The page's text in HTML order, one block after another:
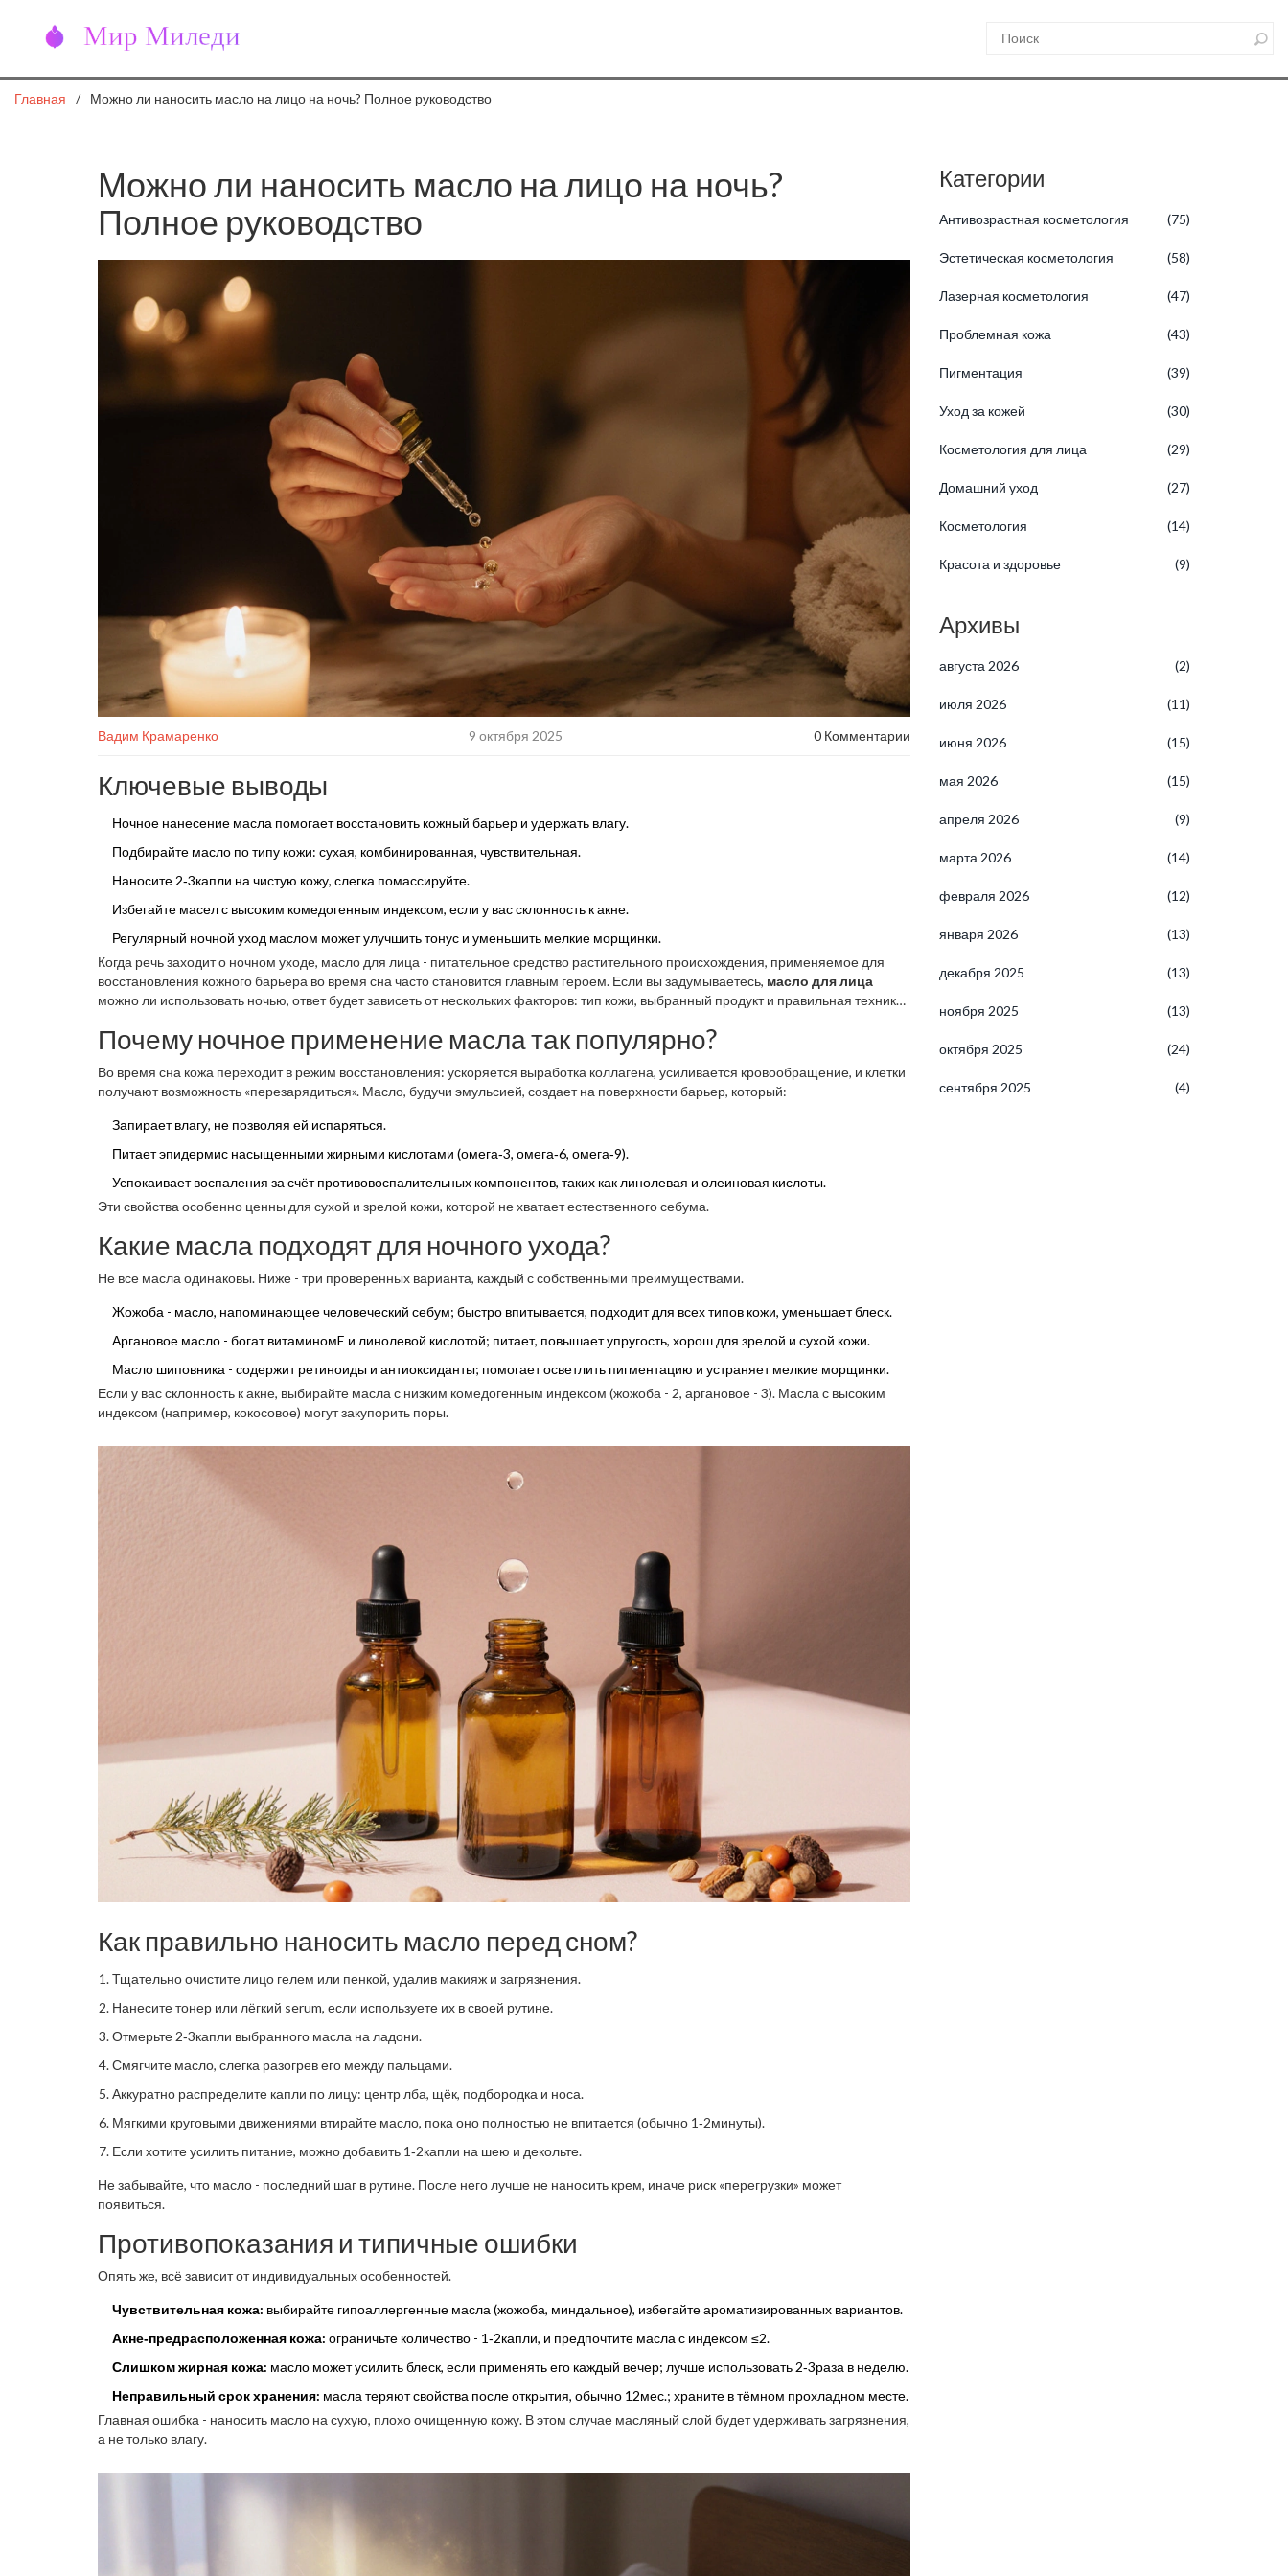
Главная Можно ли наносить масло на лицо на ночь? Полное руководство
Можно ли наносить масло на лицо на ночь?
Полное руководство
Вадим Крамаренко 9 октября 2025 0 Комментарии
Ключевые выводы
Ночное нанесение масла помогает восстановить кожный барьер и удержать влагу.
Подбирайте масло по типу кожи: сухая, комбинированная, чувствительная.
Наносите 2‑3капли на чистую кожу, слегка помассируйте.
Избегайте масел с высоким комедогенным индексом, если у вас склонность к акне.
Регулярный ночной уход маслом может улучшить тонус и уменьшить мелкие морщинки.
Когда речь заходит о ночном уходе, масло для лица - питательное средство растительного происхождения, применяемое для
восстановления кожного барьера во время сна часто становится главным героем. Если вы задумываетесь, масло для лица
можно ли использовать ночью, ответ будет зависеть от нескольких факторов: тип кожи, выбранный продукт и правильная техника
Почему ночное применение масла так популярно?
Во время сна кожа переходит в режим восстановления: ускоряется выработка коллагена, усиливается кровообращение, и клетки
получают возможность «перезарядиться». Масло, будучи эмульсией, создает на поверхности барьер, который:
Запирает влагу, не позволяя ей испаряться.
Питает эпидермис насыщенными жирными кислотами (омега‑3, омега‑6, омега‑9).
Успокаивает воспаления за счёт противовоспалительных компонентов, таких как линолевая и олеиновая кислоты.
Эти свойства особенно ценны для сухой и зрелой кожи, которой не хватает естественного себума.
Какие масла подходят для ночного ухода?
Не все масла одинаковы. Ниже - три проверенных варианта, каждый с собственными преимуществами.
Жожоба - масло, напоминающее человеческий себум; быстро впитывается, подходит для всех типов кожи, уменьшает блеск.
Аргановое масло - богат витаминомE и линолевой кислотой; питает, повышает упругость, хорош для зрелой и сухой кожи.
Масло шиповника - содержит ретиноиды и антиоксиданты; помогает осветлить пигментацию и устраняет мелкие морщинки.
Если у вас склонность к акне, выбирайте масла с низким комедогенным индексом (жожоба - 2, аргановое - 3). Масла с высоким
индексом (например, кокосовое) могут закупорить поры.
Как правильно наносить масло перед сном?
Тщательно очистите лицо гелем или пенкой, удалив макияж и загрязнения.
Нанесите тонер или лёгкий serum, если используете их в своей рутине.
Отмерьте 2‑3капли выбранного масла на ладони.
Смягчите масло, слегка разогрев его между пальцами.
Аккуратно распределите капли по лицу: центр лба, щёк, подбородка и носа.
Мягкими круговыми движениями втирайте масло, пока оно полностью не впитается (обычно 1‑2минуты).
Если хотите усилить питание, можно добавить 1‑2капли на шею и декольте.
Не забывайте, что масло - последний шаг в рутине. После него лучше не наносить крем, иначе риск «перегрузки» может
появиться.
Противопоказания и типичные ошибки
Опять же, всё зависит от индивидуальных особенностей.
Чувствительная кожа: выбирайте гипоаллергенные масла (жожоба, миндальное), избегайте ароматизированных вариантов.
Акне‑предрасположенная кожа: ограничьте количество - 1‑2капли, и предпочтите масла с индексом ≤2.
Слишком жирная кожа: масло может усилить блеск, если применять его каждый вечер; лучше использовать 2‑3раза в неделю.
Неправильный срок хранения: масла теряют свойства после открытия, обычно 12мес.; храните в тёмном прохладном месте.
Главная ошибка - наносить масло на сухую, плохо очищенную кожу. В этом случае масляный слой будет удерживать загрязнения,
а не только влагу.
Категории
Антивозрастная косметология (75)
Эстетическая косметология (58)
Лазерная косметология (47)
Проблемная кожа (43)
Пигментация (39)
Уход за кожей (30)
Косметология для лица (29)
Домашний уход (27)
Косметология (14)
Красота и здоровье (9)
Архивы
августа 2026 (2)
июля 2026 (11)
июня 2026 (15)
мая 2026 (15)
апреля 2026 (9)
марта 2026 (14)
февраля 2026 (12)
января 2026 (13)
декабря 2025 (13)
ноября 2025 (13)
октября 2025 (24)
сентября 2025 (4)